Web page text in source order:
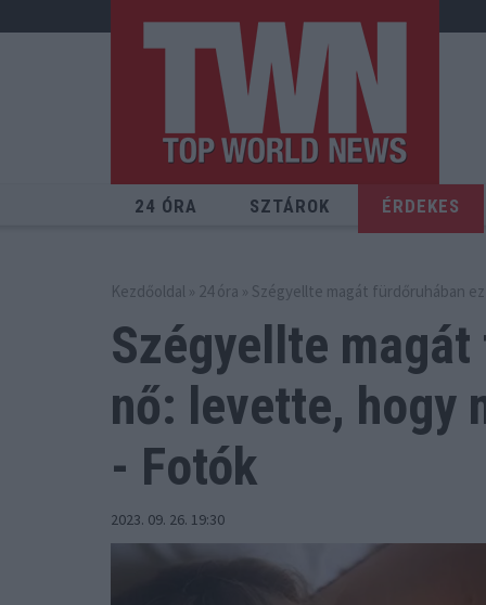
24 ÓRA SZTÁROK ÉRDEKES
Kezdőoldal » 24 óra » Szégyellte magát fürdőruhában
Szégyellte
nő: levette, hogy
- Fotók
2023. 09. 26. 19:30